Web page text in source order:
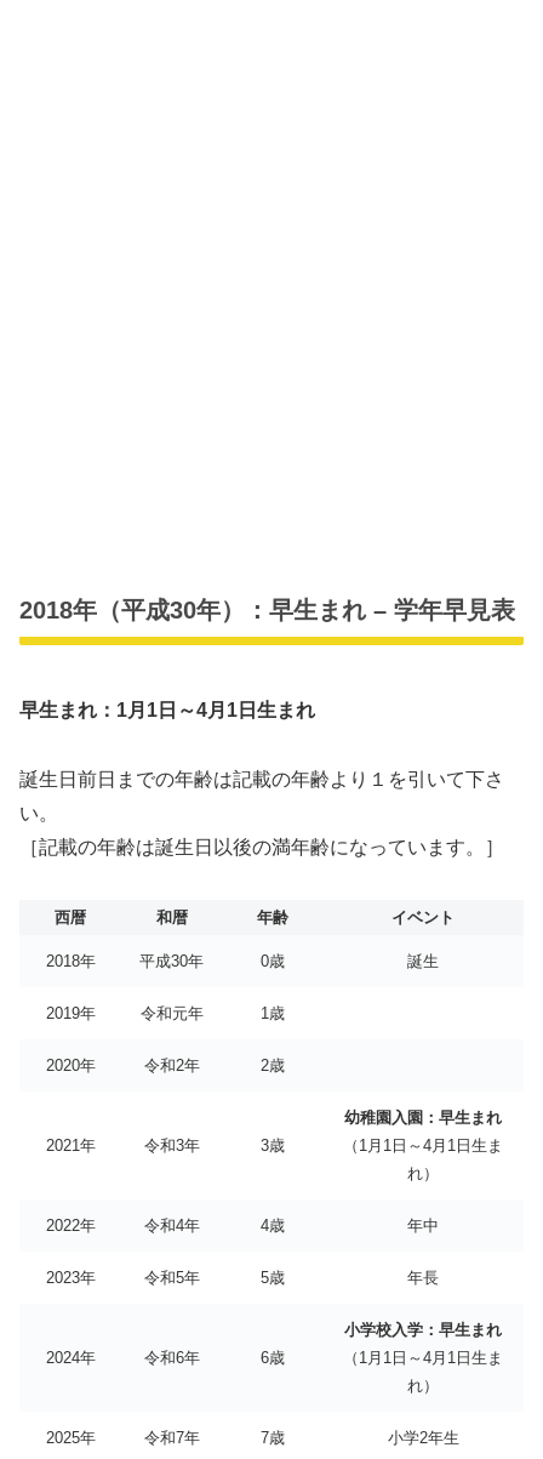
2018年（平成30年）：早生まれ – 学年早見表
早生まれ：1月1日～4月1日生まれ
誕生日前日までの年齢は記載の年齢より１を引いて下さ
い。
［記載の年齢は誕生日以後の満年齢になっています。］
西暦 和暦 年齢 イベント
2018年 平成30年 0歳 誕生
2019年 令和元年 1歳
2020年 令和2年 2歳
2021年 令和3年 3歳
幼稚園入園：早生まれ
（1月1日～4月1日生ま
れ）
2022年 令和4年 4歳 年中
2023年 令和5年 5歳 年長
2024年 令和6年 6歳
小学校入学：早生まれ
（1月1日～4月1日生ま
れ）
2025年 令和7年 7歳 小学2年生